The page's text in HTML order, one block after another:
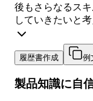
後もさらなるス
していきたいと考
履歴書作成 例
製品知識に自